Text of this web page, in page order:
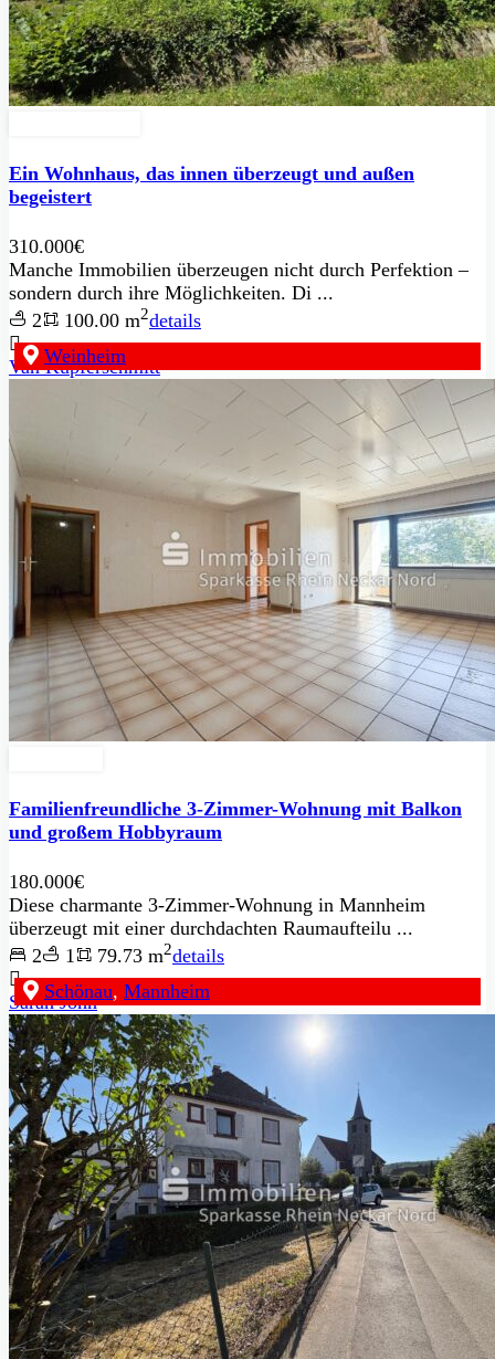
Weinheim
Ein Wohnhaus, das innen überzeugt und außen
begeistert
310.000€
Manche Immobilien überzeugen nicht durch Perfektion –
sondern durch ihre Möglichkeiten. Di ...
2
100.00 m2details
Van Kupferschmitt
Schönau, Mannheim
Familienfreundliche 3-Zimmer-Wohnung mit Balkon
und großem Hobbyraum
180.000€
Diese charmante 3-Zimmer-Wohnung in Mannheim
überzeugt mit einer durchdachten Raumaufteilu ...
2
1 79.73 m2details
Sarah John